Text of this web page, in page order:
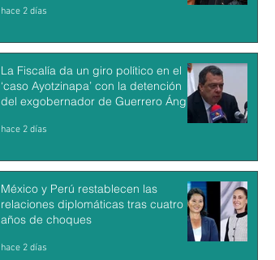
hace 2 días
La Fiscalía da un giro político en el
‘caso Ayotzinapa’ con la detención
del exgobernador de Guerrero Ángel
hace 2 días
México y Perú restablecen las
relaciones diplomáticas tras cuatro
años de choques
hace 2 días